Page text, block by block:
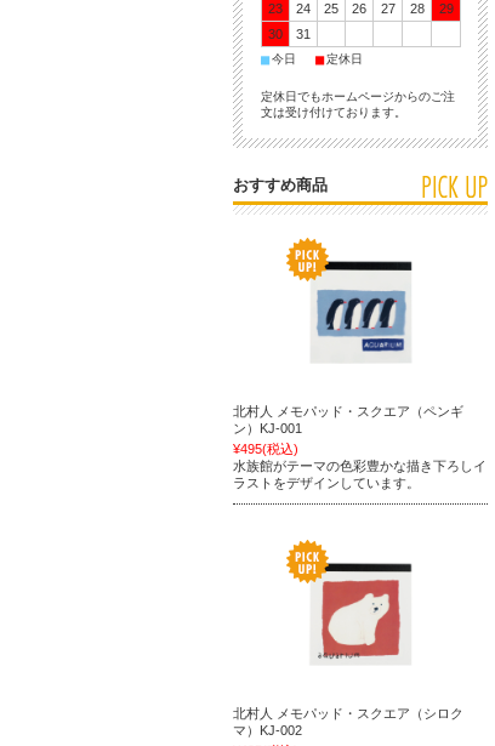
23
24 25 26 27 28
29
30
31
■今日 ■定休日
定休日でもホームページからのご注
文は受け付けております。
おすすめ商品
北村人 メモパッド・スクエア（ペンギ
ン）KJ-001
¥495(税込)
水族館がテーマの色彩豊かな描き下ろしイ
ラストをデザインしています。
北村人 メモパッド・スクエア（シロク
マ）KJ-002